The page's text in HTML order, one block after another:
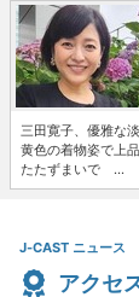
三田寛子、優雅な
黄色の着物姿で上
たたずまいで ...
J-CAST ニュース
アクセ